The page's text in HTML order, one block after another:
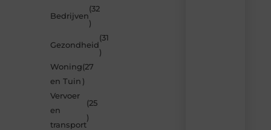
Bedrijven
(32
)
Gezondheid
(31
)
Woning
en Tuin
(27
)
Vervoer
en
transport
(25
)